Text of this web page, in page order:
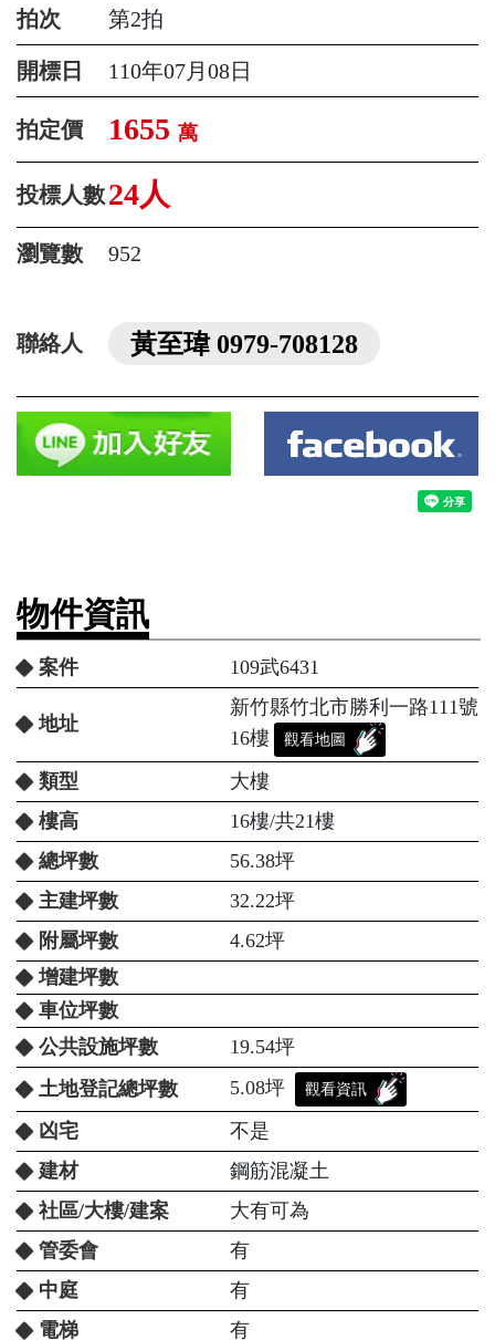
拍次 第2拍
開標日 110年07月08日
拍定價 1655 萬
投標人數24人
瀏覽數 952
聯絡人 黃至瑋 0979-708128
物件資訊
案件 109武6431
地址
新竹縣竹北市勝利一路111號
16樓
觀看地圖
類型
大樓
樓高
16樓/共21樓
總坪數
56.38坪
主建坪數
32.22坪
附屬坪數
4.62坪
增建坪數
車位坪數
公共設施坪數
19.54坪
土地登記總坪數
5.08坪 觀看資訊
凶宅
不是
建材
鋼筋混凝土
社區/大樓/建案
大有可為
管委會
有
中庭
有
電梯
有